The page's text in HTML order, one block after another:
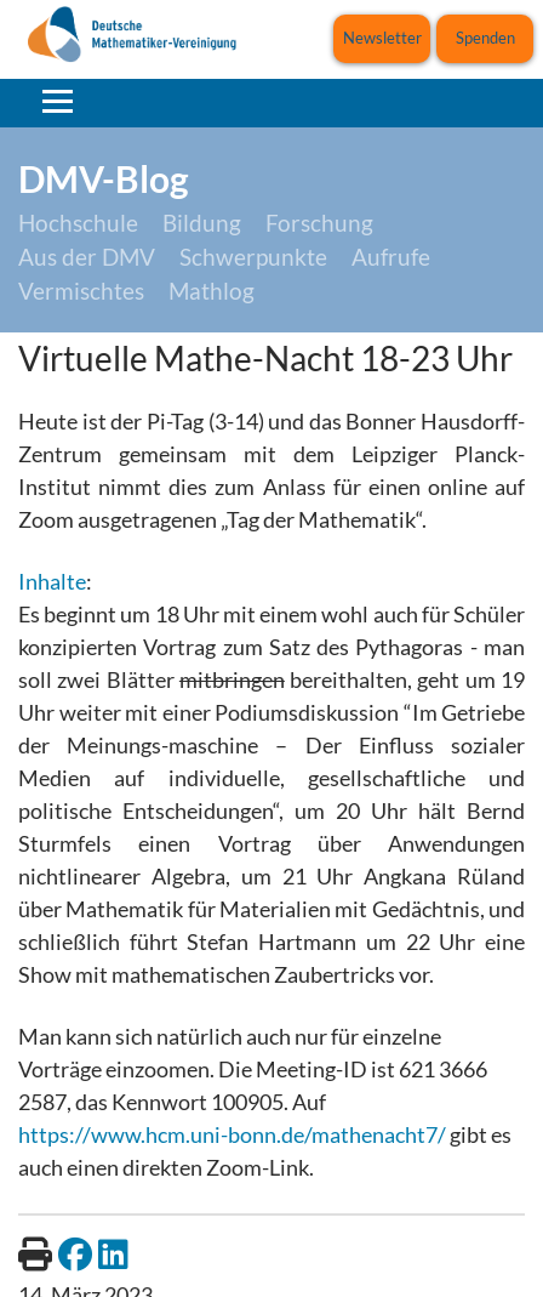
Spenden
Newsletter
DMV-Blog
Hochschule Bildung
Forschung
Aus der DMV
Schwerpunkte
Aufrufe
Vermischtes
Mathlog
Virtuelle Mathe-Nacht 18-23 Uhr
Heute ist der Pi-Tag (3-14) und das Bonner Hausdorff-
Zentrum gemeinsam mit dem Leipziger Planck-
Institut nimmt dies zum Anlass für einen online auf
Zoom ausgetragenen „Tag der Mathematik“.
Inhalte:
Es beginnt um 18 Uhr mit einem wohl auch für Schüler
konzipierten Vortrag zum Satz des Pythagoras - man
soll zwei Blättermitbringenbereithalten, geht um 19
Uhr weiter mit einer Podiumsdiskussion “Im Getriebe
der Meinungs-maschine – Der Einfluss sozialer
Medien auf individuelle, gesellschaftliche und
politische Entscheidungen“, um 20 Uhr hält Bernd
Sturmfels einen Vortrag über Anwendungen
nichtlinearer Algebra, um 21 Uhr Angkana Rüland
über Mathematik für Materialien mit Gedächtnis, und
schließlich führt Stefan Hartmann um 22 Uhr eine
Show mit mathematischen Zaubertricks vor.
Man kann sich natürlich auch nur für einzelne
Vorträge einzoomen. Die Meeting-ID ist 621 3666
2587, das Kennwort 100905. Auf
https://www.hcm.uni-bonn.de/mathenacht7/gibt es
auch einen direkten Zoom-Link.